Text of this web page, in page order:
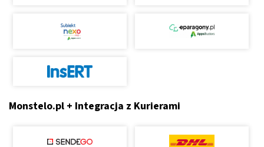
Monstelo.pl + Integracja z Kurierami